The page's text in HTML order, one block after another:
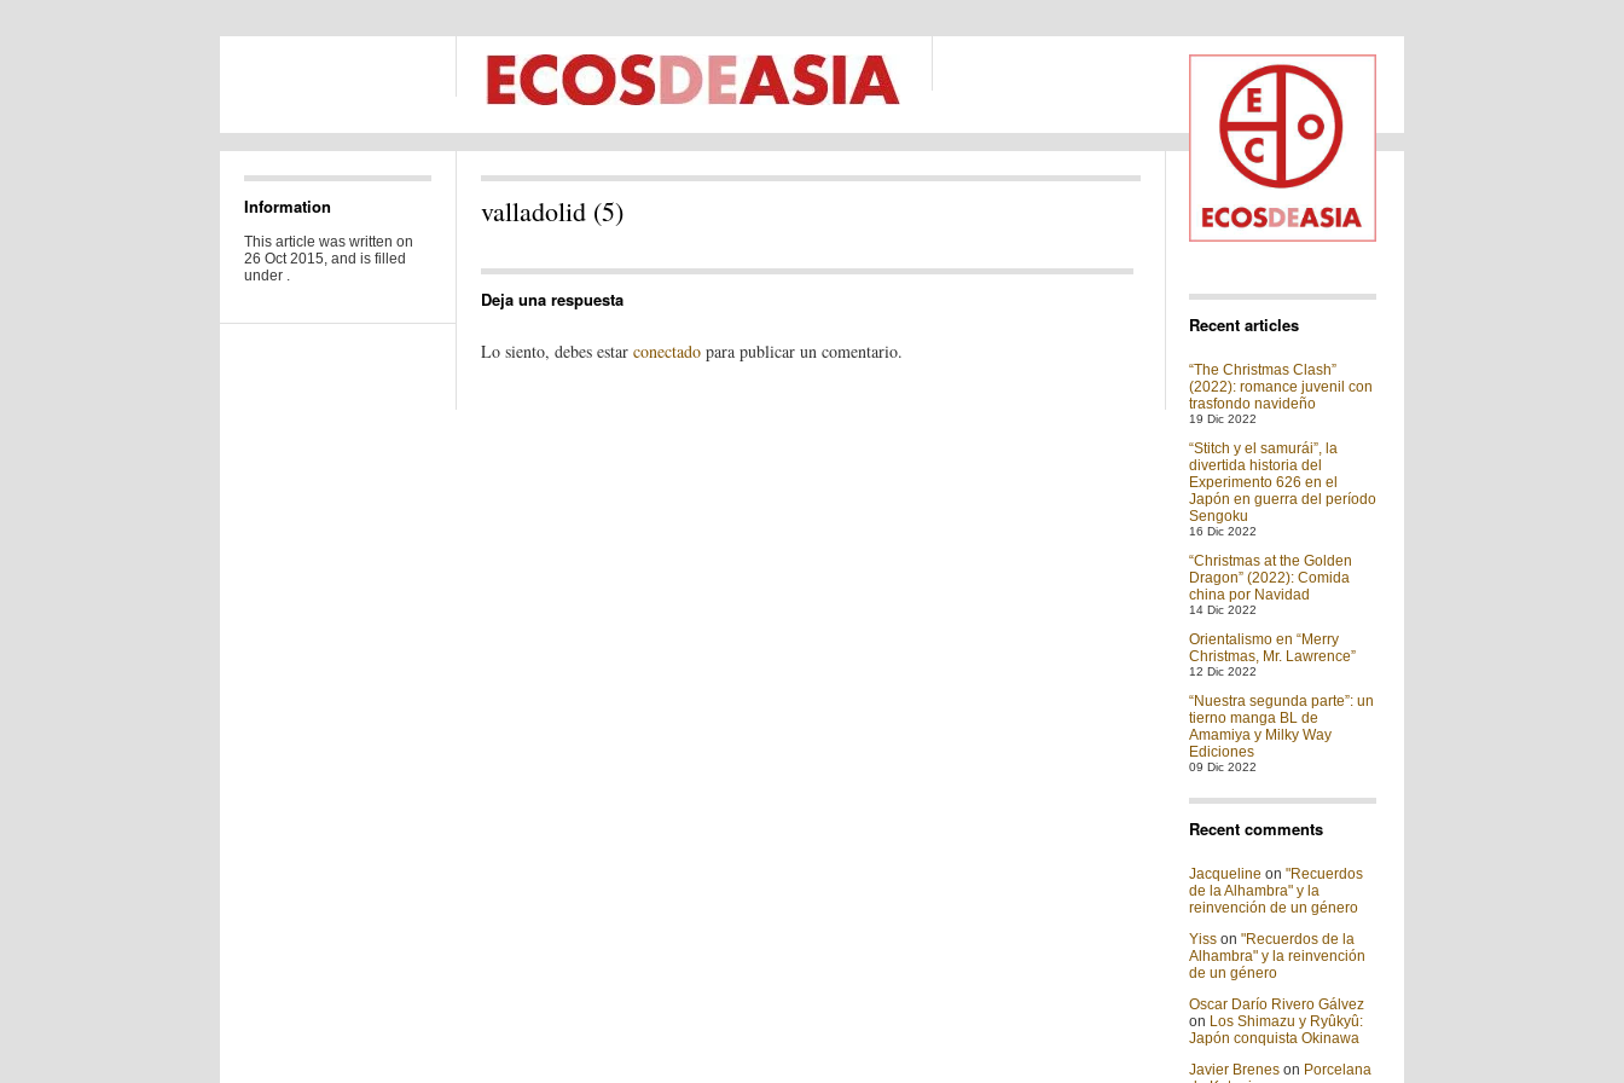
Information
This article was written on
26 Oct 2015, and is filled
under .
valladolid (5)
Deja una respuesta
Lo siento, debes estar conectado para publicar un comentario.
Recent articles
“The Christmas Clash”
(2022): romance juvenil con
trasfondo navideño
19 Dic 2022
“Stitch y el samurái”, la
divertida historia del
Experimento 626 en el
Japón en guerra del período
Sengoku
16 Dic 2022
“Christmas at the Golden
Dragon” (2022): Comida
china por Navidad
14 Dic 2022
Orientalismo en “Merry
Christmas, Mr. Lawrence”
12 Dic 2022
“Nuestra segunda parte”: un
tierno manga BL de
Amamiya y Milky Way
Ediciones
09 Dic 2022
Recent comments
Jacqueline on "Recuerdos
de la Alhambra" y la
reinvención de un género
Yiss on "Recuerdos de la
Alhambra" y la reinvención
de un género
Oscar Darío Rivero Gálvez
on Los Shimazu y Ryûkyû:
Japón conquista Okinawa
Javier Brenes on Porcelana